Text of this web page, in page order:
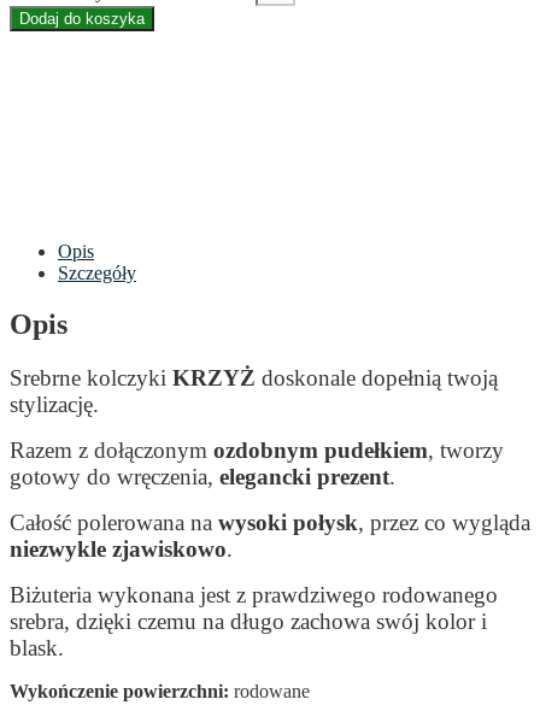
Dodaj do koszyka
Opis
Szczegóły
Opis
Srebrne kolczyki KRZYŻ doskonale dopełnią twoją
stylizację.
Razem z dołączonym ozdobnym pudełkiem, tworzy
gotowy do wręczenia, elegancki prezent.
Całość polerowana na wysoki połysk, przez co wygląda
niezwykle zjawiskowo.
Biżuteria wykonana jest z prawdziwego rodowanego
srebra, dzięki czemu na długo zachowa swój kolor i
blask.
Wykończenie powierzchni: rodowane